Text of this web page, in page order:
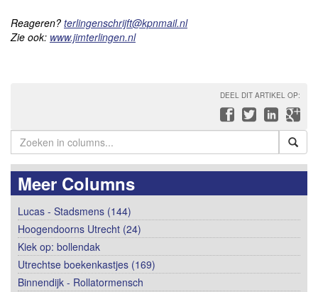
Reageren? terlingenschrijft@kpnmail.nl
Zie ook: www.jimterlingen.nl
DEEL DIT ARTIKEL OP:
Meer Columns
Lucas - Stadsmens (144)
Hoogendoorns Utrecht (24)
Kiek op: bollendak
Utrechtse boekenkastjes (169)
Binnendijk - Rollatormensch